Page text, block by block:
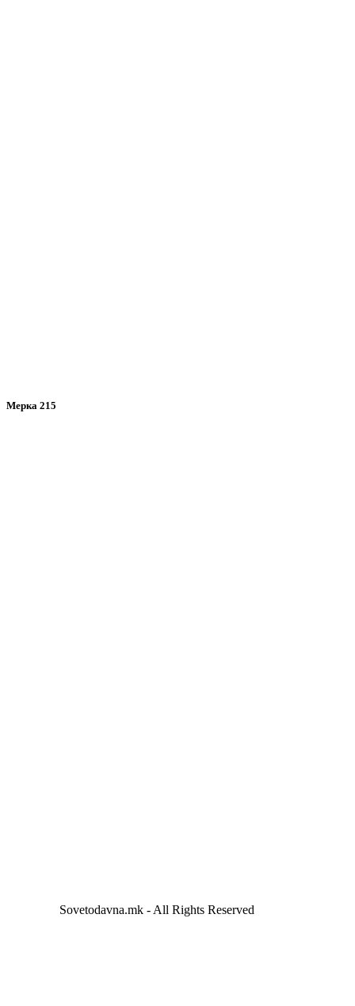
Мерка 215
Sovetodavna.mk - All Rights Reserved